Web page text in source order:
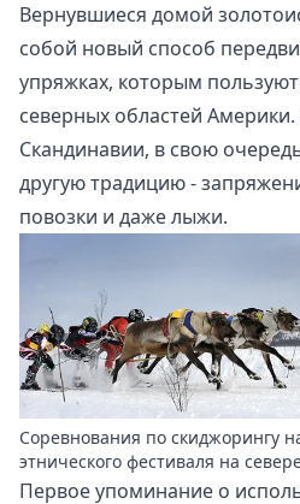
Вернувшиеся домой
собой новый способ
упряжках, которым
северных областей
Скандинавии, в свою
другую традицию -
повозки и даже лыжи.
Соревнования по скиджорингу
этнического фестиваля на
Первое упоминание о